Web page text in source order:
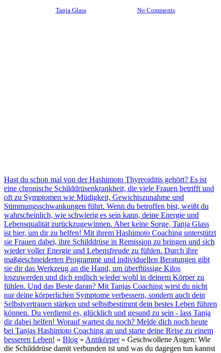
Tanja Glass No Comments
Hast du schon mal von der Hashimoto Thyreoiditis gehört? Es ist
eine chronische Schilddrüsenkrankheit, die viele Frauen betrifft und
oft zu Symptomen wie Müdigkeit, Gewichtszunahme und
Stimmungsschwankungen führt. Wenn du betroffen bist, weißt du
wahrscheinlich, wie schwierig es sein kann, deine Energie und
Lebensqualität zurückzugewinnen. Aber keine Sorge, Tanja Glass
ist hier, um dir zu helfen! Mit ihrem Hashimoto Coaching unterstützt
sie Frauen dabei, ihre Schilddrüse in Remission zu bringen und sich
wieder voller Energie und Lebensfreude zu fühlen. Durch ihre
maßgeschneiderten Programme und individuellen Beratungen gibt
sie dir das Werkzeug an die Hand, um überflüssige Kilos
loszuwerden und dich endlich wieder wohl in deinem Körper zu
fühlen. Und das Beste daran? Mit Tanjas Coaching wirst du nicht
nur deine körperlichen Symptome verbessern, sondern auch dein
Selbstvertrauen stärken und selbstbestimmt dein bestes Leben führen
können. Du verdienst es, glücklich und gesund zu sein - lass Tanja
dir dabei helfen! Worauf wartest du noch? Melde dich noch heute
bei Tanjas Hashimoto Coaching an und starte deine Reise zu einem
besseren Leben! » Blog » Antikörper» Geschwollene Augen: Wie
die Schilddrüse damit verbunden ist und was du dagegen tun kannst